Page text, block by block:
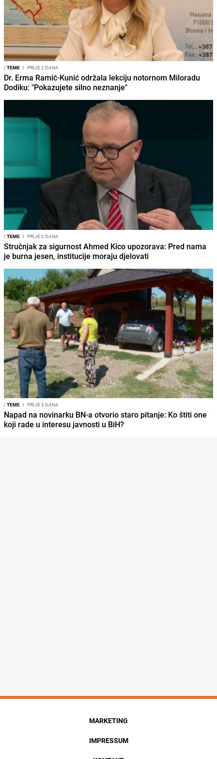
/TEME I PRIJE 2 DANA
Dr. Erma Ramić-Kunić održala lekciju notornom Miloradu
Dodiku: "Pokazujete silno neznanje"
/TEME I PRIJE 2 DANA
Stručnjak za sigurnost Ahmed Kico upozorava: Pred nama
je burna jesen, institucije moraju djelovati
/TEME I PRIJE 3 DANA
Napad na novinarku BN-a otvorio staro pitanje: Ko štiti one
koji rade u interesu javnosti u BiH?
MARKETING
IMPRESSUM